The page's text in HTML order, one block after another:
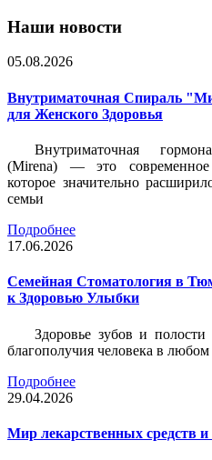
Наши новости
05.08.2026
Внутриматочная Спираль
для Женского Здоровья
Внутриматочная
(Mirena) — это современное
которое значительно
семьи
Подробнее
17.06.2026
Семейная Стоматология в
к Здоровью Улыбки
Здоровье зубов и
благополучия человека в любом
Подробнее
29.04.2026
Мир лекарственных средств